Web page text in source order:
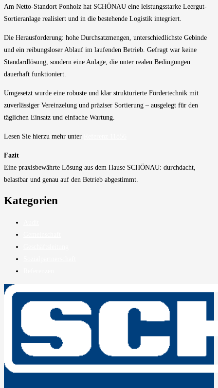
Am Netto-Standort Ponholz hat SCHÖNAU eine leistungsstarke Leergut-
Sortieranlage realisiert und in die bestehende Logistik integriert.
Die Herausforderung: hohe Durchsatzmengen, unterschiedlichste Gebinde
und ein reibungsloser Ablauf im laufenden Betrieb. Gefragt war keine
Standardlösung, sondern eine Anlage, die unter realen Bedingungen
dauerhaft funktioniert.
Umgesetzt wurde eine robuste und klar strukturierte Fördertechnik mit
zuverlässiger Vereinzelung und präziser Sortierung – ausgelegt für den
täglichen Einsatz und einfache Wartung.
Lesen Sie hierzu mehr unter
Fazit
Eine praxisbewährte Lösung aus dem Hause SCHÖNAU: durchdacht,
belastbar und genau auf den Betrieb abgestimmt.
Kategorien